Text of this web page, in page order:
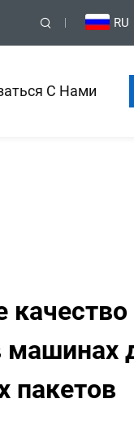
RU
С Нами
качество
машинах
пакетов